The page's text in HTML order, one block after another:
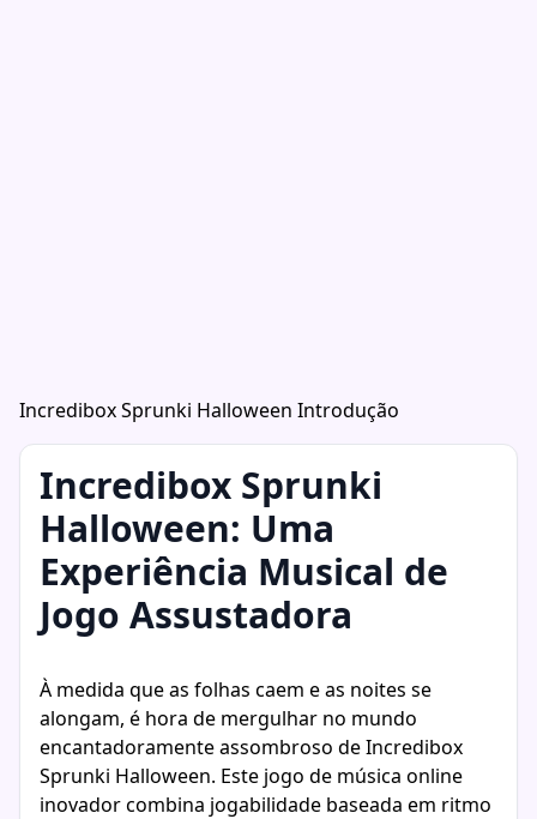
Incredibox Sprunki Halloween Introdução
Incredibox Sprunki
Halloween: Uma
Experiência Musical de
Jogo Assustadora
À medida que as folhas caem e as noites se
alongam, é hora de mergulhar no mundo
encantadoramente assombroso de Incredibox
Sprunki Halloween. Este jogo de música online
inovador combina jogabilidade baseada em ritmo